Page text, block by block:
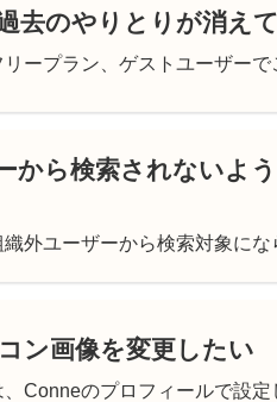
去のやりとりが消え
ープラン、ゲストユーザーで
から検索されないよ
外ユーザーから検索対象にな
ン画像を変更したい
Conneのプロフィールで設定